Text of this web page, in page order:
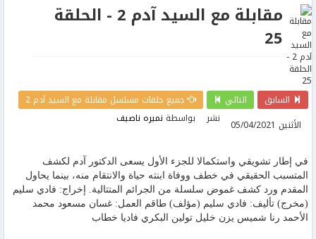
مقابلة مع السيد آدم 2 - الحلقة
25
السابق التالي
جميع حلقات مسلسل مقابلة مع السيد آدم 2
نشر
الأثنين 05/04/2021 بواسطة نميره ناصيف
في إطار تشويقي واستكمالا للجزء الأول يسعى الدكتور آدم لكشف
المتسبب الحقيقي في خطف ووفاة ابنته حياة واﻻنتقام منه، بينما يحاول
المقدم ورد كشف غموض سلسلة من الجرائم المتتالية. ﺇﺧﺮاﺝ: فادي سليم
(مخرج) ﺗﺄﻟﻴﻒ: فادي سليم (مؤلف) طاقم العمل: غسان مسعود محمد
الأحمد رنا شميس يزن خليل تولين البكري فاديا خطاب